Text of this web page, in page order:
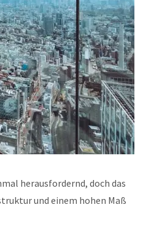
herausfordernd, doch das
und einem hohen Maß